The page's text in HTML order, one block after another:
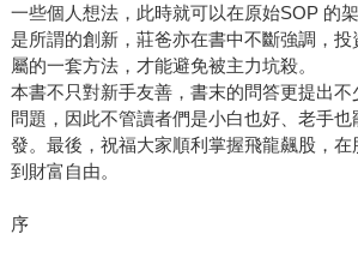
一些個人想法，此時就可以在原始SOP 的
是所謂的創新，莊爸亦在書中不斷強調，
屬的一套方法，才能避免被主力坑殺。
本書不只對新手友善，書末的問答更提出
問題，因此不管讀者們是小白也好、老手
發。最後，祝福大家順利掌握飛龍飆股，
到財富自由。
序